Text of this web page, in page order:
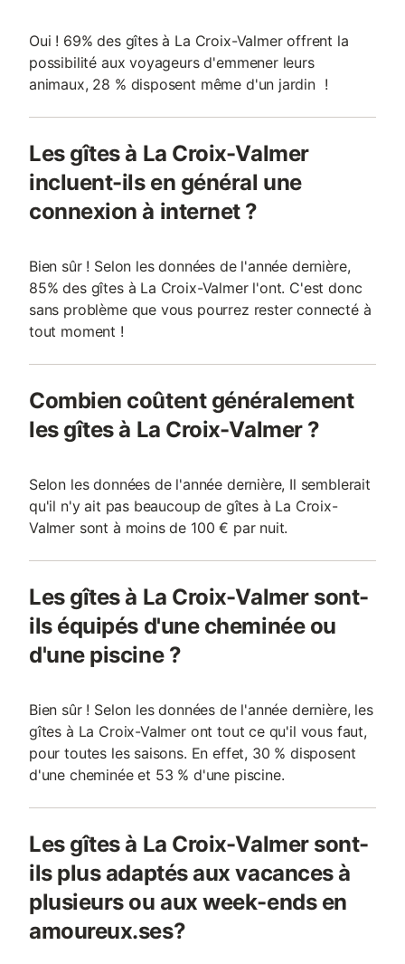
Oui ! 69% des gîtes à La Croix-Valmer offrent la
possibilité aux voyageurs d'emmener leurs
animaux, 28 % disposent même d'un jardin !
Les gîtes à La Croix-Valmer
incluent-ils en général une
connexion à internet ?
Bien sûr ! Selon les données de l'année dernière,
85% des gîtes à La Croix-Valmer l'ont. C'est donc
sans problème que vous pourrez rester connecté à
tout moment !
Combien coûtent généralement
les gîtes à La Croix-Valmer ?
Selon les données de l'année dernière, Il semblerait
qu'il n'y ait pas beaucoup de gîtes à La Croix-
Valmer sont à moins de 100 € par nuit.
Les gîtes à La Croix-Valmer sont-
ils équipés d'une cheminée ou
d'une piscine ?
Bien sûr ! Selon les données de l'année dernière, les
gîtes à La Croix-Valmer ont tout ce qu'il vous faut,
pour toutes les saisons. En effet, 30 % disposent
d'une cheminée et 53 % d'une piscine.
Les gîtes à La Croix-Valmer sont-
ils plus adaptés aux vacances à
plusieurs ou aux week-ends en
amoureux.ses?